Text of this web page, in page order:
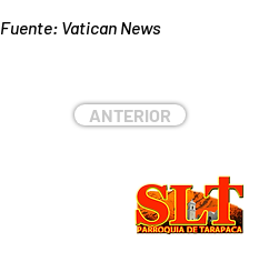
Fuente: Vatican News
ANTERIOR